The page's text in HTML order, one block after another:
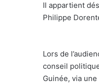
Il appartient
Philippe
Lors de
conseil
Guinée, via